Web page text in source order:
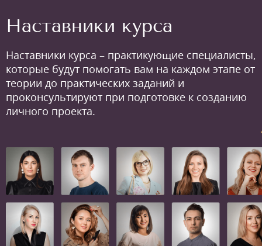
Наставники курса
Наставники курса – практикующие специалисты,
которые будут помогать вам на каждом этапе от
теории до практических заданий и
проконсультируют при подготовке к созданию
личного проекта.